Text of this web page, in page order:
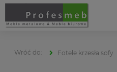
Fotele krzesła sofy